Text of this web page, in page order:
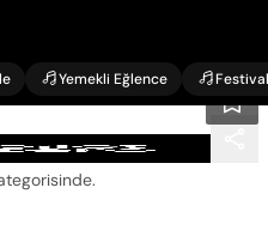
Yemekli Eğlence Festival
Etkinlikleri
.